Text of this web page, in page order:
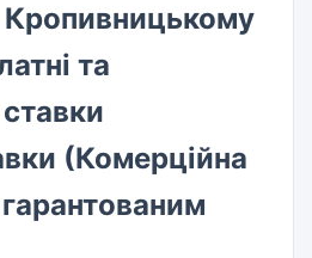
та
(Комерційна